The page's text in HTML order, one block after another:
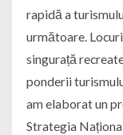
rapidă a
următoare.
singurață
ponderii
am elaborat un
Strategia